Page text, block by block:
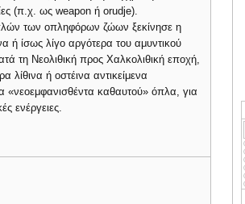
(π.χ. ως weapon ή orudje).
των οπληφόρων ζώων ξεκίνησε η
ή ίσως λίγο αργότερα του αμυντικού
τη Νεολιθική προς Χαλκολιθική εποχή,
λίθινα ή οστέινα αντικείμενα
«νεοεμφανισθέντα καθαυτού» όπλα, για
ενέργειες.